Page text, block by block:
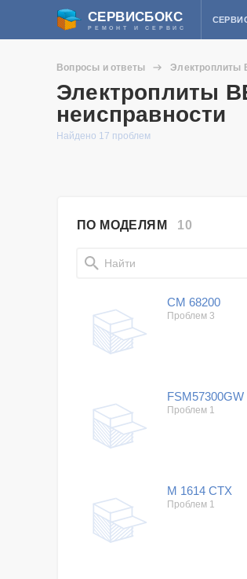
СЕРВИСБОКС
РЕМОНТ И СЕРВИС
Вопросы и ответы Электроплиты
Электроплиты
неисправности
Найдено 17 проблем
ПО МОДЕЛЯМ 10
CM 68200
Проблем 3
FSM57300GW
Проблем 1
M 1614 CTX
Проблем 1